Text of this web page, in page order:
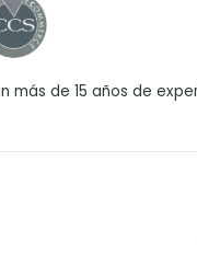
de 15 años de